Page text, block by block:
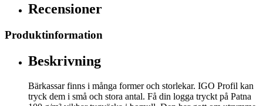
Recensioner
Produktinformation
Beskrivning
Bärkassar finns i många former och storlekar. IGO Profil kan
tryck dem i små och stora antal. Få din logga tryckt på Patna